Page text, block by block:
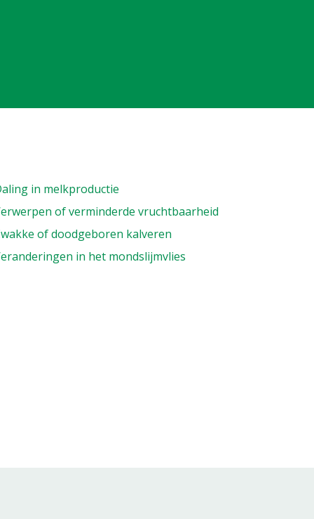
in melkproductie
of verminderde vruchtbaarheid
of doodgeboren kalveren
in het mondslijmvlies